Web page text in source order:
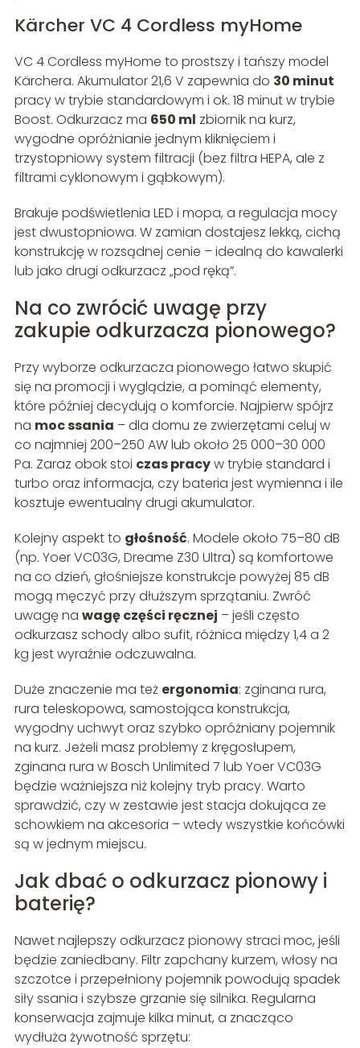
Kärcher VC 4 Cordless myHome
VC 4 Cordless myHome to prostszy i tańszy model
Kärchera. Akumulator 21,6 V zapewnia do 30 minut
pracy w trybie standardowym i ok. 18 minut w trybie
Boost. Odkurzacz ma 650 ml zbiornik na kurz,
wygodne opróżnianie jednym kliknięciem i
trzystopniowy system filtracji (bez filtra HEPA, ale z
filtrami cyklonowym i gąbkowym).
Brakuje podświetlenia LED i mopa, a regulacja mocy
jest dwustopniowa. W zamian dostajesz lekką, cichą
konstrukcję w rozsądnej cenie – idealną do kawalerki
lub jako drugi odkurzacz „pod ręką”.
Na co zwrócić uwagę przy
zakupie odkurzacza pionowego?
Przy wyborze odkurzacza pionowego łatwo skupić
się na promocji i wyglądzie, a pominąć elementy,
które później decydują o komforcie. Najpierw spójrz
na moc ssania – dla domu ze zwierzętami celuj w
co najmniej 200–250 AW lub około 25 000–30 000
Pa. Zaraz obok stoi czas pracyw trybie standard i
turbo oraz informacja, czy bateria jest wymienna i ile
kosztuje ewentualny drugi akumulator.
Kolejny aspekt to głośność. Modele około 75–80 dB
(np. Yoer VC03G, Dreame Z30 Ultra) są komfortowe
na co dzień, głośniejsze konstrukcje powyżej 85 dB
mogą męczyć przy dłuższym sprzątaniu. Zwróć
uwagę na wagę części ręcznej – jeśli często
odkurzasz schody albo sufit, różnica między 1,4 a 2
kg jest wyraźnie odczuwalna.
Duże znaczenie ma też ergonomia: zginana rura,
rura teleskopowa, samostojąca konstrukcja,
wygodny uchwyt oraz szybko opróżniany pojemnik
na kurz. Jeżeli masz problemy z kręgosłupem,
zginana rura w Bosch Unlimited 7 lub Yoer VC03G
będzie ważniejsza niż kolejny tryb pracy. Warto
sprawdzić, czy w zestawie jest stacja dokująca ze
schowkiem na akcesoria – wtedy wszystkie końcówki
są w jednym miejscu.
Jak dbać o odkurzacz pionowy i
baterię?
Nawet najlepszy odkurzacz pionowy straci moc, jeśli
będzie zaniedbany. Filtr zapchany kurzem, włosy na
szczotce i przepełniony pojemnik powodują spadek
siły ssania i szybsze grzanie się silnika. Regularna
konserwacja zajmuje kilka minut, a znacząco
wydłuża żywotność sprzętu: